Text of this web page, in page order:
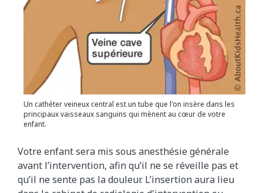
Un cathéter veineux central est un tube que l'on insère dans les
principaux vaisseaux sanguins qui mènent au cœur de votre
enfant.
Votre enfant sera mis sous anesthésie générale
avant l’intervention, afin qu’il ne se réveille pas et
qu’il ne sente pas la douleur. L’insertion aura lieu